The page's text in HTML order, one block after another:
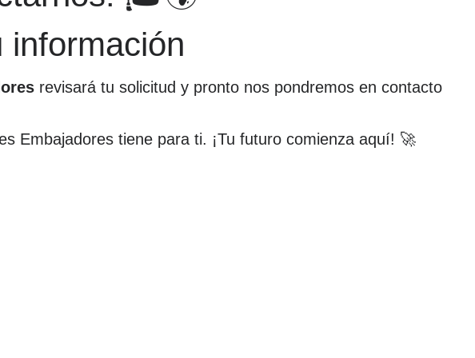
información
revisará tu solicitud y pronto nos pondremos en contacto
Embajadores tiene para ti. ¡Tu futuro comienza aquí! 🚀